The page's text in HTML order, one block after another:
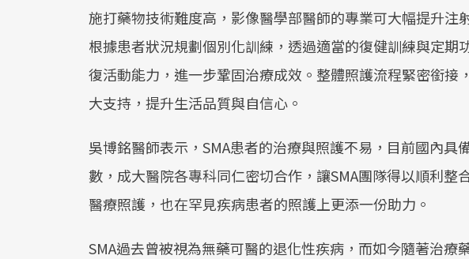
施打藥物技術難度高，影像醫學部醫師的專業可大幅提升注
根據患者狀況規劃個別化訓練，透過適當的復健訓練與定期
復活動能力，進一步鞏固治療成效。整體照護流程緊密銜接
大支持，提升生活品質與自信心。
吳博銘醫師表示，SMA患者的治療與照護不易，目前國內具
數，成大醫院各專科同仁密切合作，讓SMA團隊得以順利整
醫療照護，也在罕見疾病患者的照護上更添一份助力。
SMA過去曾被視為無藥可醫的退化性疾病，而如今隨著治療